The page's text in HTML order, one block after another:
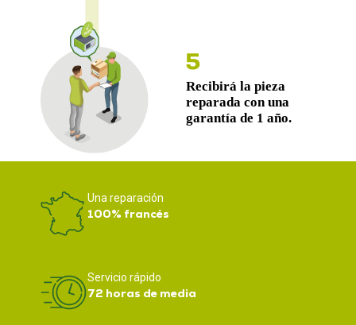
Una reparación
100% francés
Servicio rápido
72 horas de media